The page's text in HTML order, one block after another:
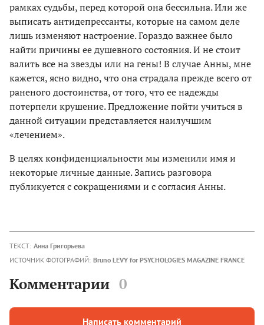
рамках судьбы, перед которой она бессильна. Или же
выписать антидепрессанты, которые на самом деле
лишь изменяют настроение. Гораздо важнее было
найти причины ее душевного состояния. И не стоит
валить все на звезды или на гены! В случае Анны, мне
кажется, ясно видно, что она страдала прежде всего от
раненого достоинства, от того, что ее надежды
потерпели крушение. Предложение пойти учиться в
данной ситуации представляется наилучшим
«лечением».
В целях конфиденциальности мы изменили имя и
некоторые личные данные. Запись разговора
публикуется с сокращениями и с согласия Анны.
ТЕКСТ: Анна Григорьева
ИСТОЧНИК ФОТОГРАФИЙ: Bruno LEVY for PSYCHOLOGIES MAGAZINE FRANCE
Комментарии 0
Написать комментарий